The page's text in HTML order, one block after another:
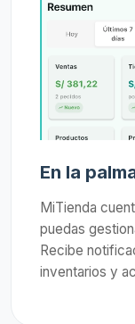
En la
MiTienda
puedas
Recibe
inventarios y